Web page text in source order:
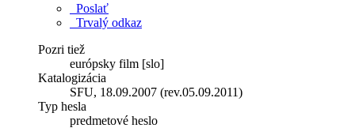
Poslať
Trvalý odkaz
Pozri tiež
európsky film [slo]
Katalogizácia
SFU, 18.09.2007 (rev.05.09.2011)
Typ hesla
predmetové heslo